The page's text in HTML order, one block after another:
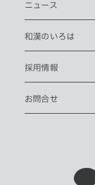
ニュース
和漢のいろは
採用情報
お問合せ